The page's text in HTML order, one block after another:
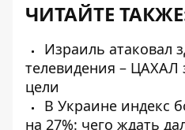
ЧИТАЙТЕ
Израиль атаковал
телевидения – ЦАХАЛ
цели
В Украине индекс
на 27%: чего ждать